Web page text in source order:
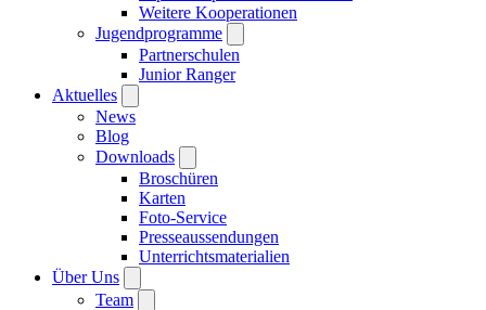
Weitere Kooperationen
Jugendprogramme
Partnerschulen
Junior Ranger
Aktuelles
News
Blog
Downloads
Broschüren
Karten
Foto-Service
Presseaussendungen
Unterrichtsmaterialien
Über Uns
Team